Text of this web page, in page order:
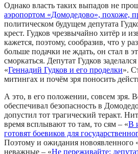
Однако власть таких выпадов не
аэропортом «Домодедово», похоже,
политическом будущем депутата
крест. Гудков чрезвычайно хитёр и
кажется, поэтому, сообразив, что у
больше подачки не ждать, он стал в
сморкаться. Депутат Гудков
«Геннадий Гудков и его проделки».
митингах и почём зря поносить
А это, в его положении, совсем зря.
обеспечивал безопасность в
допустил тот трагический теракт.
время всплывают то там, то сям – «В
готовят боевиков для
Поэтому и ожидания новоявленного
неважные – «Не переживайте: